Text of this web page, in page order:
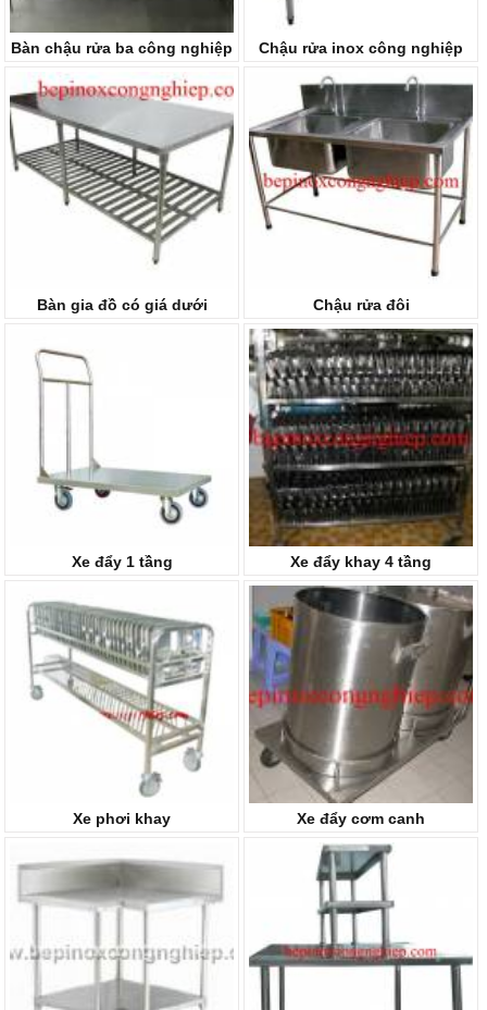
Bàn chậu rửa ba công nghiệp Chậu rửa inox công nghiệp
Bàn gia đồ có giá dưới Chậu rửa đôi
Xe đẩy 1 tầng Xe đẩy khay 4 tầng
Xe phơi khay Xe đẩy cơm canh